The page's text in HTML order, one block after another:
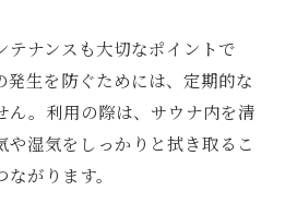
ナで味わう至福のリラクゼ
がもたらす深い癒しとリセ
現する自分だけのリセット
テナンスも大切なポイントで
発生を防ぐためには、定期的な
ん。利用の際は、サウナ内を清
や湿気をしっかりと拭き取るこ
がります。